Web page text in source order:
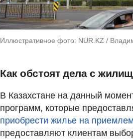
Иллюстративное фото: NUR.KZ /
Как обстоят дела с
В Казахстане на данный
программ, которые
приобрести жилье на
предоставляют клиентам